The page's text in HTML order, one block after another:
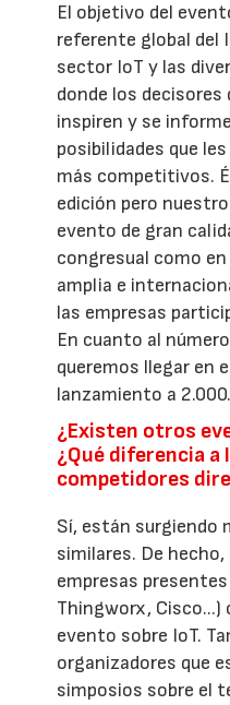
El objetivo del
referente global del
sector IoT y las
donde los decisores
inspiren y se
posibilidades que
más competitivos.
edición pero
evento de gran
congresual como
amplia e
las empresas
En cuanto al
queremos llegar en
lanzamiento a 2.000.
¿Existen otros
¿Qué diferencia a
competidores
Sí, están surgiendo
similares. De hecho,
empresas presentes
Thingworx,
evento sobre IoT.
organizadores que
simposios sobre el